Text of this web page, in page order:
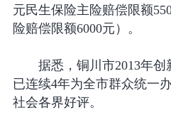
元民生保险主险赔偿限额
险赔偿限额6000元）。
据悉，铜川市2013年创
已连续4年为全市群众统一
社会各界好评。